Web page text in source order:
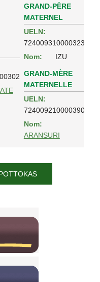
GRAND-PÈRE
MATERNEL
UELN:
724009310000323
Nom:
IZU
GRAND-MÈRE
MATERNELLE
UELN:
724009210000390
Nom:
ARANSURI